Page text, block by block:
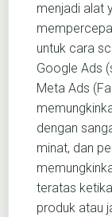
menjadi alat
untuk cara
Google Ads
Meta Ads
dengan
minat, dan
teratas
produk atau